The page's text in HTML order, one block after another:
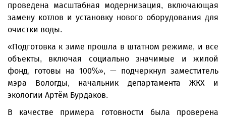
проведена масштабная модернизация, включающая
замену котлов и установку нового оборудования для
очистки воды.
«Подготовка к зиме прошла в штатном режиме, и все
объекты, включая социально значимые и жилой
фонд, готовы на 100%», — подчеркнул заместитель
мэра Вологды, начальник департамента ЖКХ и
экологии Артём Бурдаков.
В качестве примера готовности была проверена